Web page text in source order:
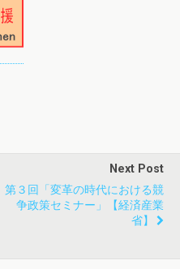
Next Post
第３回「変革の時代における競
争政策セミナー」【経済産業
省】